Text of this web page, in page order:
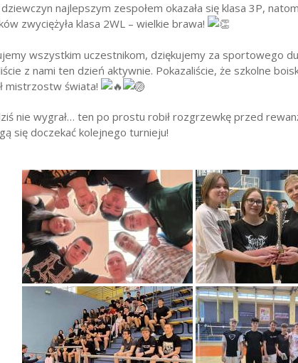
najlepszym zespołem okazała się klasa 3P,
zwyciężyła klasa 2WL – wielkie brawa!
wszystkim uczestnikom, dziękujemy za sportowego
z nami ten dzień aktywnie. Pokazaliście, że szkolne
mistrzostw świata!
nie wygrał… ten po prostu robił rozgrzewkę przed
się doczekać kolejnego turnieju!